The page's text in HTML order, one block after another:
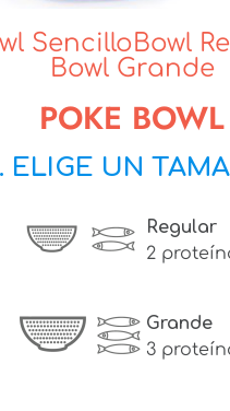
SencilloBowl
Bowl Grande
POKE BOWL
ELIGE UN
Regular
2
Grande
3